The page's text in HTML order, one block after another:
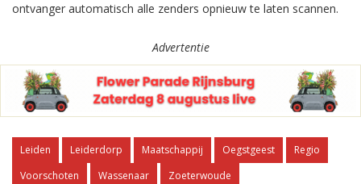
ontvanger automatisch alle zenders opnieuw te laten scannen.
Advertentie
Leiden Leiderdorp Maatschappij Oegstgeest
Regio
Voorschoten
Wassenaar Zoeterwoude